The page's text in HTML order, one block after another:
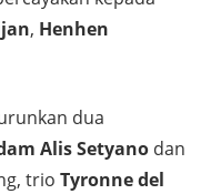
, Henhen
dua
Alis Setyano dan
trio Tyronne del